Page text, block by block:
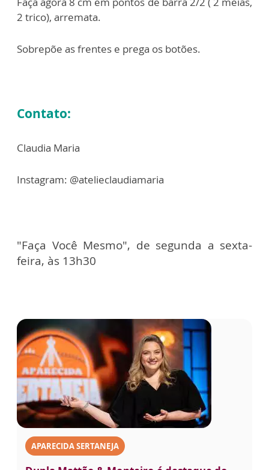
2 trico), arremata.
Sobrepõe as frentes e prega os botões.
Contato:
Claudia Maria
Instagram: @atelieclaudiamaria
"Faça Você Mesmo", de segunda a sexta-
feira, às 13h30
APARECIDA SERTANEJA